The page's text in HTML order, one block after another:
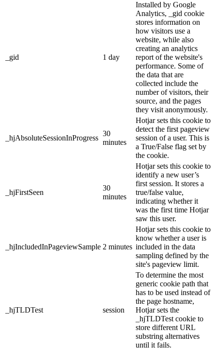
_gid 1 day
Installed by Google
Analytics, _gid cookie
stores information on
how visitors use a
website, while also
creating an analytics
report of the website's
performance. Some of
the data that are
collected include the
number of visitors, their
source, and the pages
they visit anonymously.
_hjAbsoluteSessionInProgress
30
minutes
Hotjar sets this cookie to
detect the first pageview
session of a user. This is
a True/False flag set by
the cookie.
_hjFirstSeen
30
minutes
Hotjar sets this cookie to
identify a new user’s
first session. It stores a
true/false value,
indicating whether it
was the first time Hotjar
saw this user.
_hjIncludedInPageviewSample 2 minutes
Hotjar sets this cookie to
know whether a user is
included in the data
sampling defined by the
site's pageview limit.
_hjTLDTest session
To determine the most
generic cookie path that
has to be used instead of
the page hostname,
Hotjar sets the
_hjTLDTest cookie to
store different URL
substring alternatives
until it fails.